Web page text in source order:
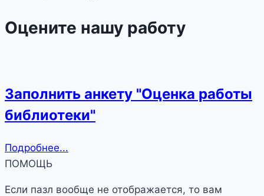
Оцените нашу работу
Заполнить анкету "Оценка работы
библиотеки"
Подробнее...
ПОМОЩЬ
Если пазл вообще не отображается, то вам